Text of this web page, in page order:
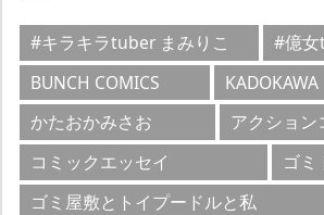
#キラキラtuber まみりこ
#億女
BUNCH COMICS
KADOKAWA
かたおかみさお
アクション
コミックエッセイ
ゴミ
ゴミ屋敷とトイプードルと私